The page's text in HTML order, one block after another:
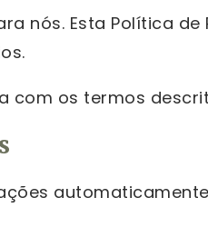
nós. Esta Política
com os termos